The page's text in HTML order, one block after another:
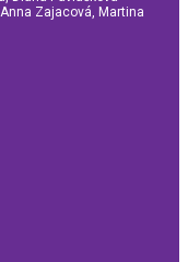
Zajacová, Martina